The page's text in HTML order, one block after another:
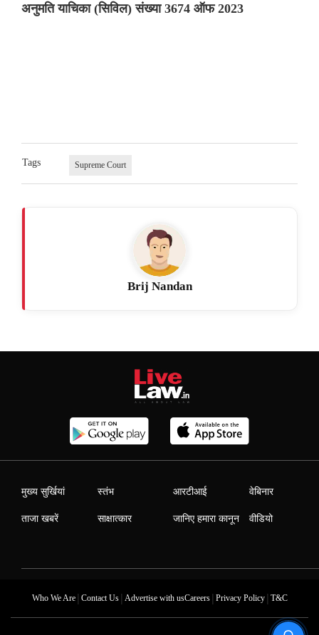
अनुमति याचिका (सिविल) संख्या 3674 ऑफ 2023
Tags Supreme Court
Brij Nandan
मुख्य सुर्खियां
ताजा खबरें
स्तंभ
साक्षात्कार
आरटीआई
जानिए हमारा कानून
वेबिनार
वीडियो
Who We Are| Contact Us| Advertise with usCareers| Privacy Policy| T&C